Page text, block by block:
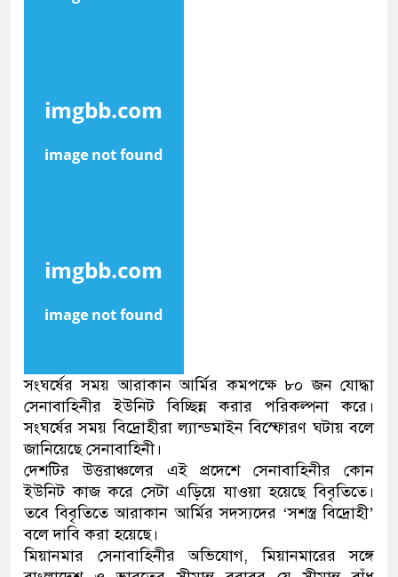
সংঘর্ষের সময় আরাকান আর্মির কমপক্ষে ৮০ জন যোদ্ধা
সেনাবাহিনীর ইউনিট বিচ্ছিন্ন করার পরিকল্পনা করে।
সংঘর্ষের সময় বিদ্রোহীরা ল্যান্ডমাইন বিস্ফোরণ ঘটায় বলে
জানিয়েছে সেনাবাহিনী।
দেশটির উত্তরাঞ্চলের এই প্রদেশে সেনাবাহিনীর কোন
ইউনিট কাজ করে সেটা এড়িয়ে যাওয়া হয়েছে বিবৃতিতে।
তবে বিবৃতিতে আরাকান আর্মির সদস্যদের ‘সশস্ত্র বিদ্রোহী’
বলে দাবি করা হয়েছে।
মিয়ানমার সেনাবাহিনীর অভিযোগ, মিয়ানমারের সঙ্গে